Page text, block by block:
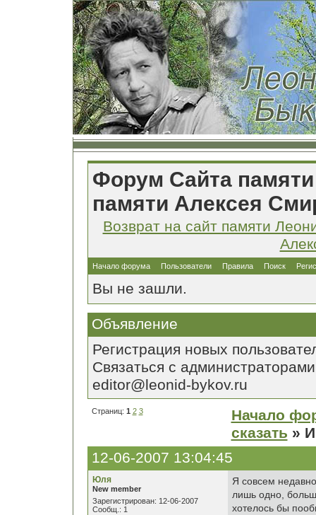
Форум Сайта
памяти Алексея
Возврат на сайт памяти
Начало форума Пользователи Правила Поиск
Вы не зашли.
Объявление
Регистрация новых
Связаться с
editor@leonid-bykov.ru
Страниц: 1 2 3
Начало
сказать »
12-06-2007 13:04:45
Юля
New member
Зарегистрирован: 12-06-2007
Сообщ.: 1
Я совсем
лишь одно,
хотелось бы